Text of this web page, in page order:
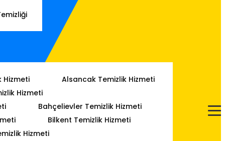
Hizmeti
Alsancak Temizlik Hizmeti
Hizmeti
Bahçelievler Temizlik Hizmeti
Bilkent Temizlik Hizmeti
Hizmeti